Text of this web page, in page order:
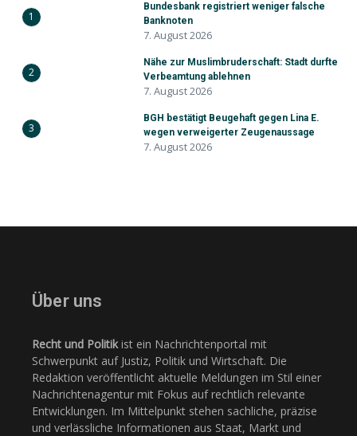
1
Bundesbank registriert weniger falsche
Banknoten
7. August 2026
2
Nähe zur Muslimbruderschaft: Stadt durfte
Verbeamtung ablehnen
7. August 2026
3
BGH bestätigt Beugehaft gegen Lina E.
wegen verweigerter Zeugenaussage
7. August 2026
Über uns
Recht und Politikist ein Nachrichtenportal mit
Schwerpunkt auf Justiz, Politik und Wirtschaft. Die
Redaktion veröffentlicht aktuelle Meldungen im Stil einer
Nachrichtenagentur mit Fokus auf rechtlich relevante
Entwicklungen. Im Mittelpunkt stehen sachliche, präzise
und verlässliche Informationen aus Staat, Markt und